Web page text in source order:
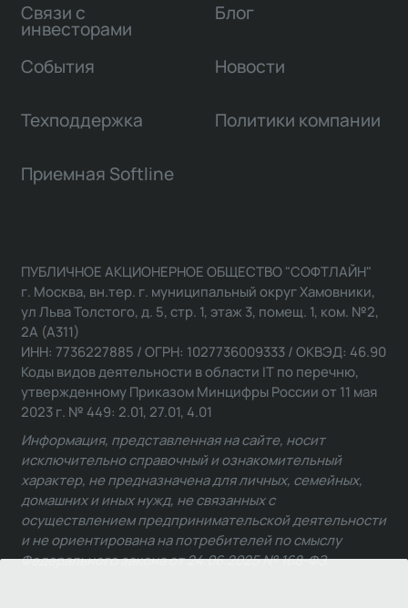
Связи с
инвесторами
Блог
События Новости
Техподдержка Политики компании
Приемная Softline
ПУБЛИЧНОЕ АКЦИОНЕРНОЕ ОБЩЕСТВО "СОФТЛАЙН"
г. Москва, вн.тер. г. муниципальный округ Хамовники,
ул Льва Толстого, д. 5, стр. 1, этаж 3, помещ. 1, ком. №2,
2А (А311)
ИНН: 7736227885 / ОГРН: 1027736009333 / ОКВЭД: 46.90
Коды видов деятельности в области IT по перечню,
утвержденному Приказом Минцифры России от 11 мая
2023 г. № 449: 2.01, 27.01, 4.01
Информация, представленная на сайте, носит
исключительно справочный и ознакомительный
характер, не предназначена для личных, семейных,
домашних и иных нужд, не связанных с
осуществлением предпринимательской деятельности
и не ориентирована на потребителей по смыслу
Федерального закона от 24.06.2025 № 168-ФЗ.